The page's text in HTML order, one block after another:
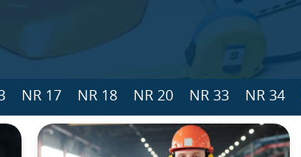
NR 17 NR 18 NR 20 NR 33 NR 34